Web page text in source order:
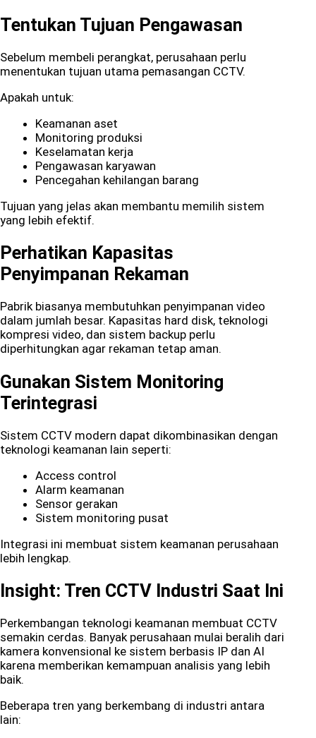
Tentukan Tujuan Pengawasan
Sebelum membeli perangkat, perusahaan perlu
menentukan tujuan utama pemasangan CCTV.
Apakah untuk:
Keamanan aset
Monitoring produksi
Keselamatan kerja
Pengawasan karyawan
Pencegahan kehilangan barang
Tujuan yang jelas akan membantu memilih sistem
yang lebih efektif.
Perhatikan Kapasitas
Penyimpanan Rekaman
Pabrik biasanya membutuhkan penyimpanan video
dalam jumlah besar. Kapasitas hard disk, teknologi
kompresi video, dan sistem backup perlu
diperhitungkan agar rekaman tetap aman.
Gunakan Sistem Monitoring
Terintegrasi
Sistem CCTV modern dapat dikombinasikan dengan
teknologi keamanan lain seperti:
Access control
Alarm keamanan
Sensor gerakan
Sistem monitoring pusat
Integrasi ini membuat sistem keamanan perusahaan
lebih lengkap.
Insight: Tren CCTV Industri Saat Ini
Perkembangan teknologi keamanan membuat CCTV
semakin cerdas. Banyak perusahaan mulai beralih dari
kamera konvensional ke sistem berbasis IP dan AI
karena memberikan kemampuan analisis yang lebih
baik.
Beberapa tren yang berkembang di industri antara
lain: